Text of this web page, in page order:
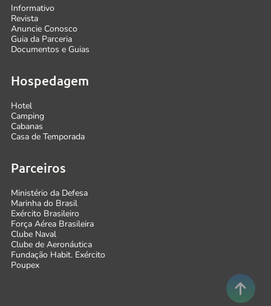
Informativo
Revista
Anuncie Conosco
Guia da Parceria
Documentos e Guias
Hospedagem
Hotel
Camping
Cabanas
Casa de Temporada
Parceiros
Ministério da Defesa
Marinha do Brasil
Exército Brasileiro
Força Aérea Brasileira
Clube Naval
Clube de Aeronáutica
Fundação Habit. Exército
Poupex